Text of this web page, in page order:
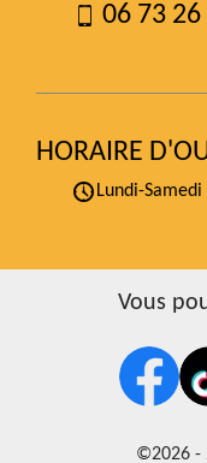
06 73 26
HORAIRE
Lundi-Samedi
Vous
©2026 -